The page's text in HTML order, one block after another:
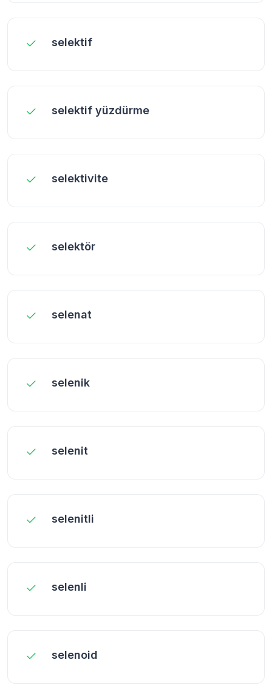
selektif
selektif yüzdürme
selektivite
selektör
selenat
selenik
selenit
selenitli
selenli
selenoid